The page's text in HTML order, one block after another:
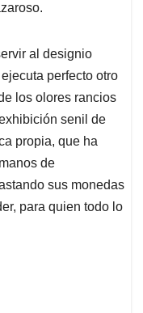
al designio
perfecto otro
los olores rancios
senil de
propia, que ha
de
sus monedas
para quien todo lo